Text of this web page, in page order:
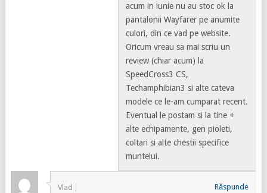
acum in iunie nu au stoc ok la
pantalonii Wayfarer pe anumite
culori, din ce vad pe website.
Oricum vreau sa mai scriu un
review (chiar acum) la
SpeedCross3 CS,
Techamphibian3 si alte cateva
modele ce le-am cumparat recent.
Eventual le postam si la tine +
alte echipamente, gen pioleti,
coltari si alte chestii specifice
muntelui.
Vlad Răspunde